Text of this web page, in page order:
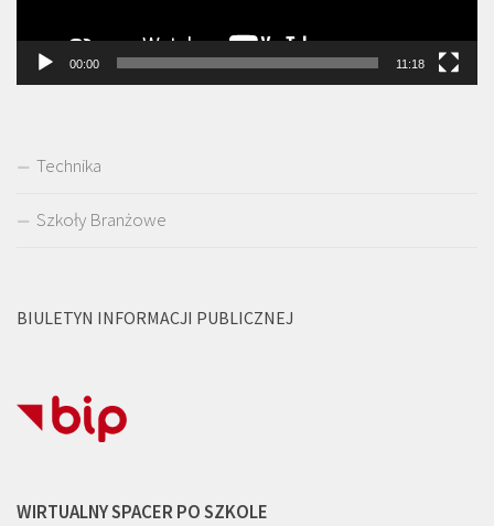
00:00 11:18
Technika
Szkoły Branżowe
BIULETYN INFORMACJI PUBLICZNEJ
WIRTUALNY SPACER PO SZKOLE